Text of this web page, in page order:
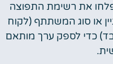
פלחו את רשימת התפוצה
או סוג המשתתף (לקוח
כדי לספק ערך מותאם